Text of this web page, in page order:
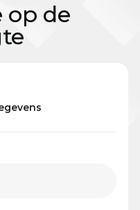
op de